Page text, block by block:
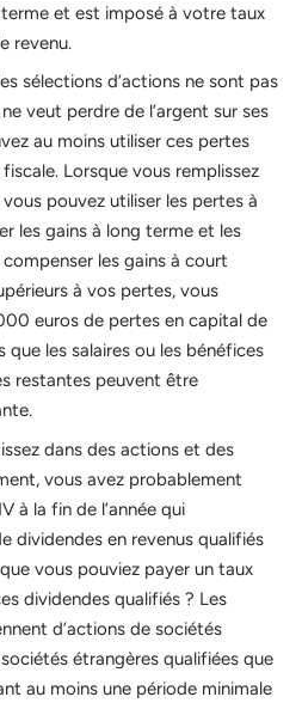
et est imposé à votre taux
revenu.
sélections d’actions ne sont pas
veut perdre de l’argent sur ses
au moins utiliser ces pertes
Lorsque vous remplissez
pouvez utiliser les pertes à
les gains à long terme et les
les gains à court
à vos pertes, vous
euros de pertes en capital de
que les salaires ou les bénéfices
restantes peuvent être
dans des actions et des
vous avez probablement
à la fin de l’année qui
dividendes en revenus qualifiés
vous pouviez payer un taux
dividendes qualifiés ? Les
d’actions de sociétés
étrangères qualifiées que
au moins une période minimale